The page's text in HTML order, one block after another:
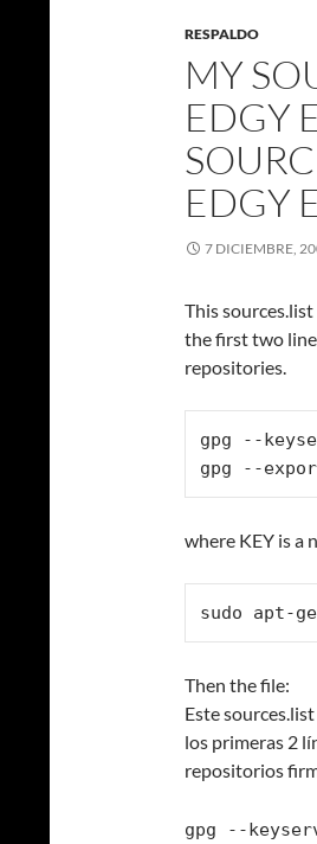
RESPALDO
MY
EDGY
EDGY
7 DICIEMBRE,
This
the first two
repositories.
gpg --
gpg --
where KEY is a
sudo apt-
Then the file:
Este
los primeras 2
repositorios
gpg --